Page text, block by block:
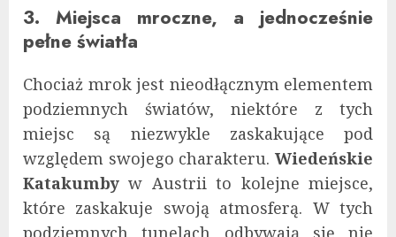
3. Miejsca mroczne, a jednocześnie
pełne światła
Chociaż mrok jest nieodłącznym elementem
podziemnych światów, niektóre z tych
miejsc są niezwykle zaskakujące pod
względem swojego charakteru. Wiedeńskie
Katakumby w Austrii to kolejne miejsce,
które zaskakuje swoją atmosferą. W tych